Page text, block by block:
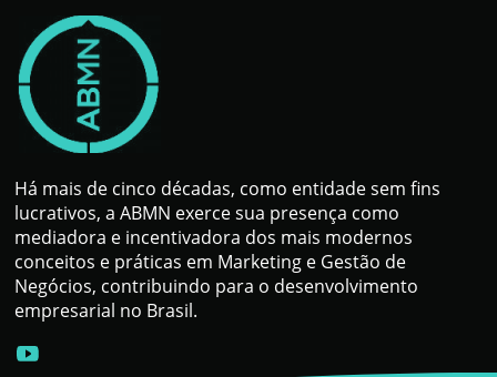
Há mais de cinco décadas, como entidade sem fins
lucrativos, a ABMN exerce sua presença como
mediadora e incentivadora dos mais modernos
conceitos e práticas em Marketing e Gestão de
Negócios, contribuindo para o desenvolvimento
empresarial no Brasil.